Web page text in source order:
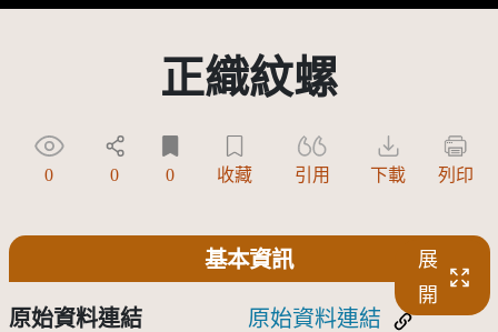
正織紋螺
0 0 0 收藏 引用 下載 列印
基本資訊
展
開
原始資料連結 原始資料連結